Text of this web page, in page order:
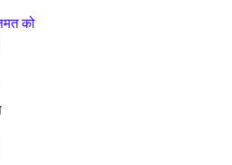
को